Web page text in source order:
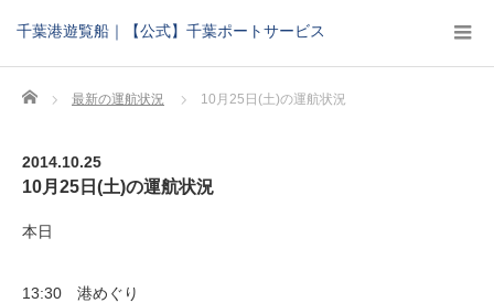
千葉港遊覧船｜【公式】千葉ポートサービス
Home 最新の運航状況 10月25日(土)の運航状況
2014.10.25
10月25日(土)の運航状況
本日
13:30 港めぐり